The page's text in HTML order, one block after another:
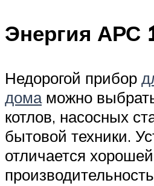
Энергия АРС
Недорогой прибор
домаможно
котлов, насосных
бытовой техники.
отличается хорошей